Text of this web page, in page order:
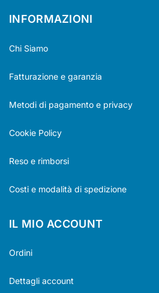
INFORMAZIONI
Chi Siamo
Fatturazione e garanzia
Metodi di pagamento e privacy
Cookie Policy
Reso e rimborsi
Costi e modalità di spedizione
IL MIO ACCOUNT
Ordini
Dettagli account